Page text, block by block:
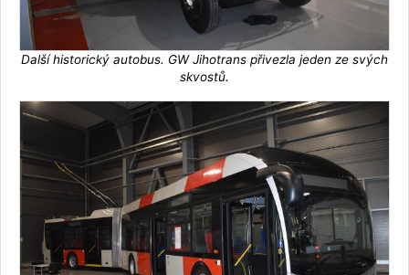
Další historický autobus. GW Jihotrans přivezla jeden ze svých
skvostů.